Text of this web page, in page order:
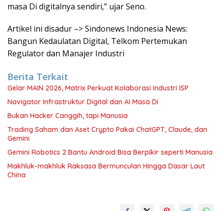
masa Di digitalnya sendiri,” ujar Seno.
Artikel ini disadur –> Sindonews Indonesia News:
Bangun Kedaulatan Digital, Telkom Pertemukan
Regulator dan Manajer Industri
Berita Terkait
Gelar MAIN 2026, Matrix Perkuat Kolaborasi Industri ISP
Navigator Infrastruktur Digital dan AI Masa Di
Bukan Hacker Canggih, tapi Manusia
Trading Saham dan Aset Crypto Pakai ChatGPT, Claude, dan
Gemini
Gemini Robotics 2 Bantu Android Bisa Berpikir seperti Manusia
Makhluk-makhluk Raksasa Bermunculan Hingga Dasar Laut
China